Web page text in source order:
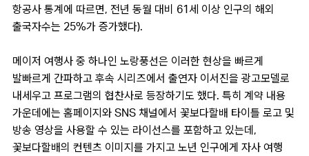
항공사 통계에 따르면, 전년 동월 대비 61세 이상 인구의 해외
출국자수는 25%가 증가했다).
메이저 여행사 중 하나인 노랑풍선은 이러한 현상을 빠르게
발빠르게 간파하고 후속 시리즈에서 출연자 이서진을 광고모델로
내세우고 프로그램의 협찬사로 등장하기도 했다. 특히 계약 내용
가운데에는 홈페이지와 SNS 채널에서 꽃보다할배 타이틀 로고 및
방송 영상을 사용할 수 있는 라이선스를 포함하고 있는데,
꽃보다할배의 컨텐츠 이미지를 가지고 노년 인구에게 자사 여행